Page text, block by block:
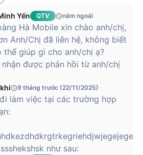
Yến QTV năm ngoái
Hà Mobile xin chào anh/chị,
Anh/Chị đã liên hệ, không biết
thể giúp gì cho anh/chị ạ?
nhận được phản hồi từ anh/chị
9 tháng trước (22/11/2025)
làm việc tại các trường hợp
như sau: